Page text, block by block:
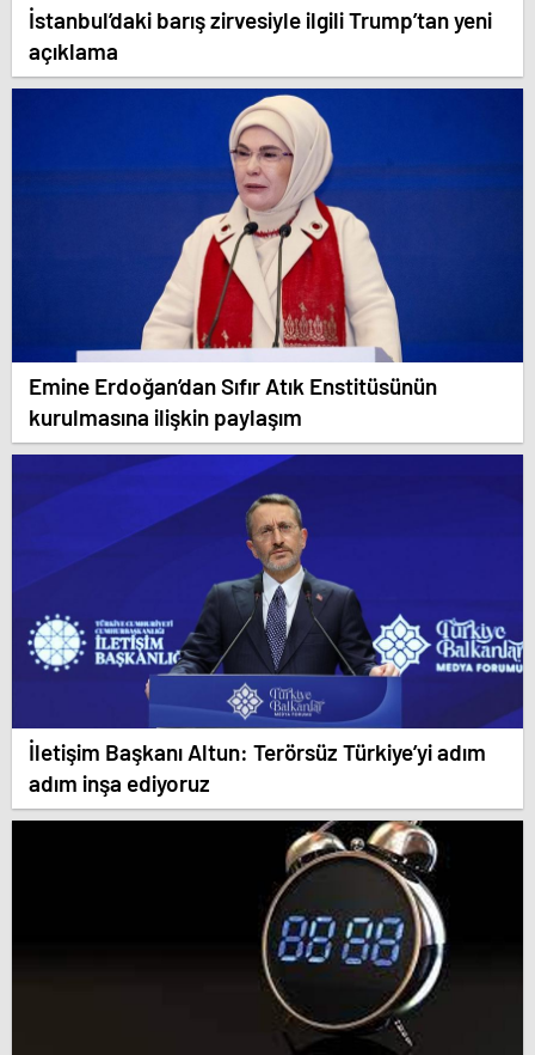
İstanbul’daki barış zirvesiyle ilgili Trump’tan yeni
açıklama
Emine Erdoğan’dan Sıfır Atık Enstitüsünün
kurulmasına ilişkin paylaşım
İletişim Başkanı Altun: Terörsüz Türkiye’yi adım
adım inşa ediyoruz